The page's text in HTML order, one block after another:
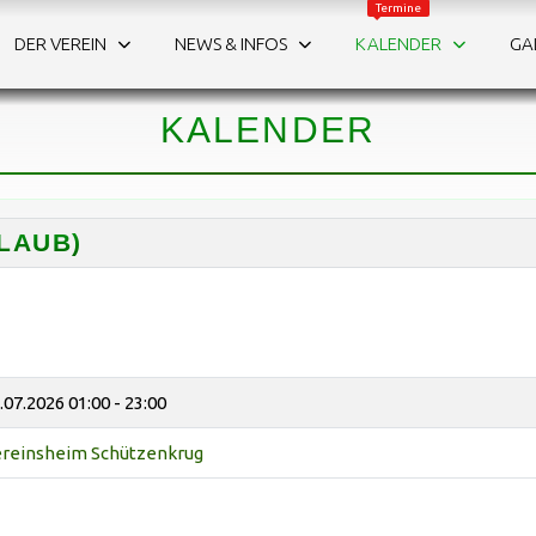
DER VEREIN NEWS & INFOS KALENDER
Termine
Die Termine auf einen Blick.
KALENDER
01:00 - 23:00
Schützenkrug